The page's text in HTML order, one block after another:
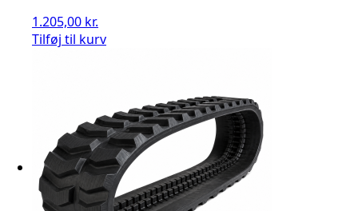
1.205,00 kr.
Tilføj til kurv